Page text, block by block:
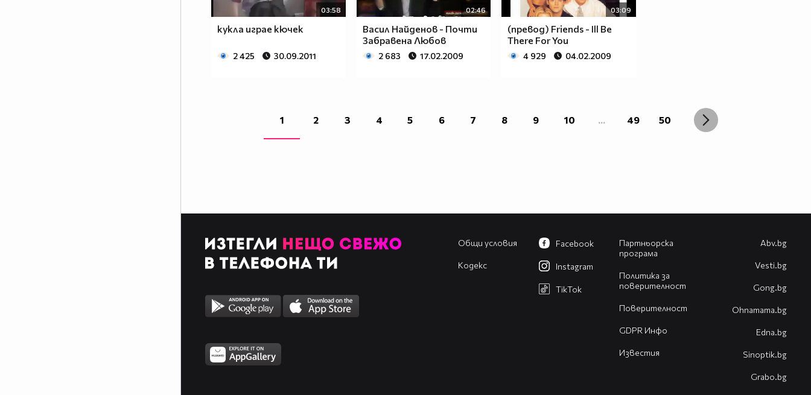
03:58
кукла играе кючек
2 425 30.09.2011
02:46
Васил Найденов - Почти
Забравена Любов
2 683 17.02.2009
03:09
(превод) Friends - Ill Be
There For You
4 929 04.02.2009
1 2 3 4 5 6 7 8 9 10 ... 49 50
Общи условия
Кодекс
Партньорска
програма
Политика за
поверителност
Поверителност
GDPR Инфо
Известия
Facebook
Instagram
TikTok
Abv.bg
Vesti.bg
Gong.bg
Оhnamama.bg
Edna.bg
Sinoptik.bg
Grabo.bg